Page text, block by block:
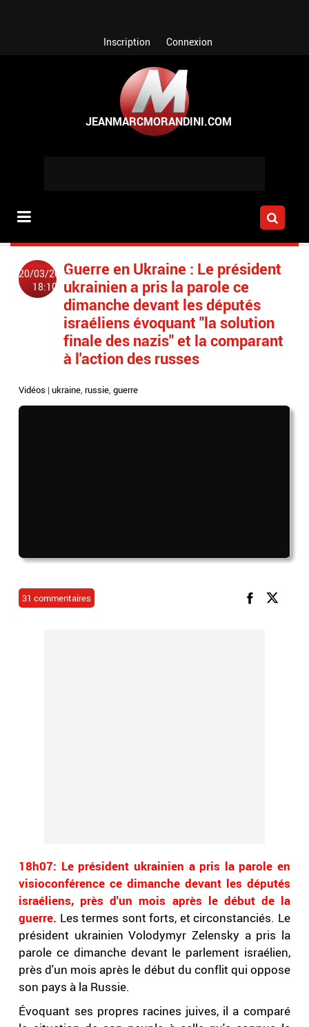
Inscription Connexion
20/03/2022
18:10
Guerre en Ukraine : Le président
ukrainien a pris la parole ce
dimanche devant les députés
israéliens évoquant "la solution
finale des nazis" et la comparant
à l'action des russes
Vidéos |ukraine,russie,guerre
31 commentaires
18h07: Le président ukrainien a pris la parole en
visioconférence ce dimanche devant les députés
israéliens, près d'un mois après le début de la
guerre. Les termes sont forts, et circonstanciés. Le
président ukrainien Volodymyr Zelensky a pris la
parole ce dimanche devant le parlement israélien,
près d'un mois après le début du conflit qui oppose
son pays à la Russie.
Évoquant ses propres racines juives, il a comparé